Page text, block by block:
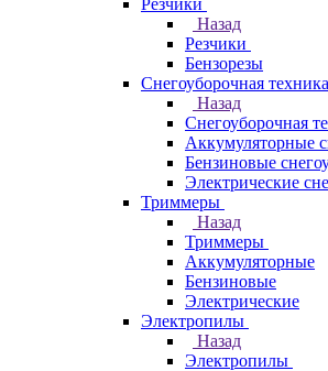
Резчики
Назад
Резчики
Бензорезы
Снегоуборочная техника
Назад
Снегоуборочная
Аккумуляторные
Бензиновые
Электрические
Триммеры
Назад
Триммеры
Аккумуляторные
Бензиновые
Электрические
Электропилы
Назад
Электропилы